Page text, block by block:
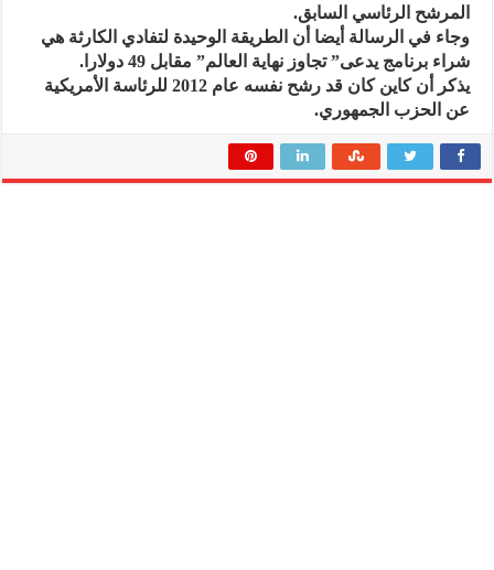
المرشح الرئاسي السابق.
وجاء في الرسالة أيضا أن الطريقة الوحيدة لتفادي الكارثة هي
شراء برنامج يدعى” تجاوز نهاية العالم” مقابل 49 دولارا.
يذكر أن كاين كان قد رشح نفسه عام 2012 للرئاسة الأمريكية
عن الحزب الجمهوري.